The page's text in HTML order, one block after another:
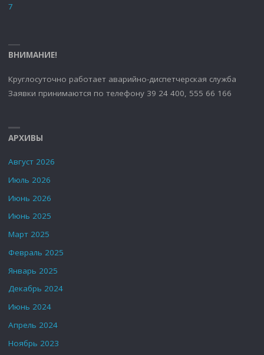
7
ВНИМАНИЕ!
Круглосуточно работает аварийно-диспетчерская служба
Заявки принимаются по телефону 39 24 400, 555 66 166
АРХИВЫ
Август 2026
Июль 2026
Июнь 2026
Июнь 2025
Март 2025
Февраль 2025
Январь 2025
Декабрь 2024
Июнь 2024
Апрель 2024
Ноябрь 2023